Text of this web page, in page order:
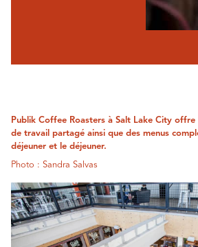
Publik Coffee Roasters à Salt Lake City offre
de travail partagé ainsi que des menus
déjeuner et le déjeuner.
Photo : Sandra Salvas